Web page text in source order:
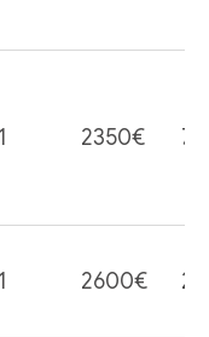
2350€ 7
2600€ 2